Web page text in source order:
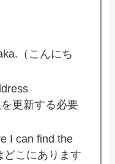
（こんにち
更新する必要
I can find the
どこにあります